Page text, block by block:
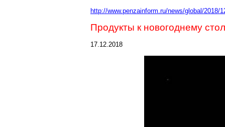
http://www.penzainform.ru/news/global/
Продукты к новогоднему
17.12.2018